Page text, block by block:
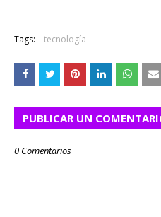
Tags: tecnología
PUBLICAR UN
0 Comentarios